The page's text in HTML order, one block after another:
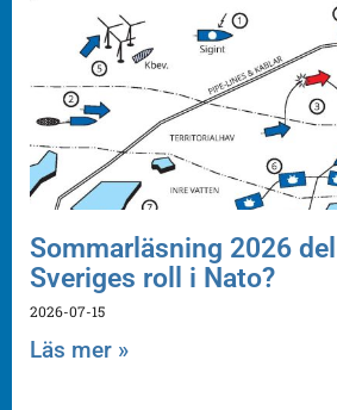
Sommarläsning 2026
Sveriges roll i Nato?
2026-07-15
Läs mer »